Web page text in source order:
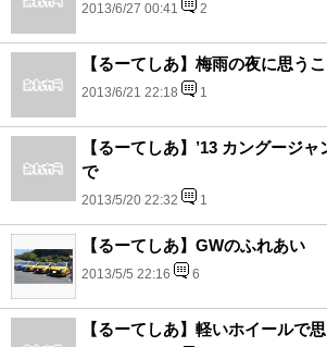
2013/6/27 00:41 2
【るーてしあ】梅雨の夜に思うこ
2013/6/21 22:18 1
【るーてしあ】’13 カングージ
で
2013/5/20 22:32 1
【るーてしあ】GWのふれあい
2013/5/5 22:16 6
【るーてしあ】軽いホイールで